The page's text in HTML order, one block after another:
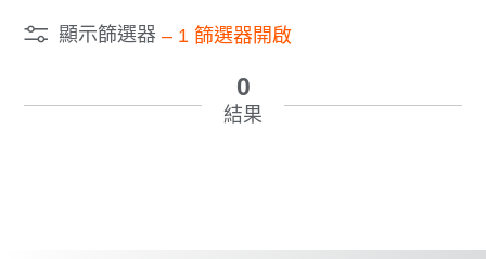
顯示篩選器 – 1 篩選器開啟
0
結果